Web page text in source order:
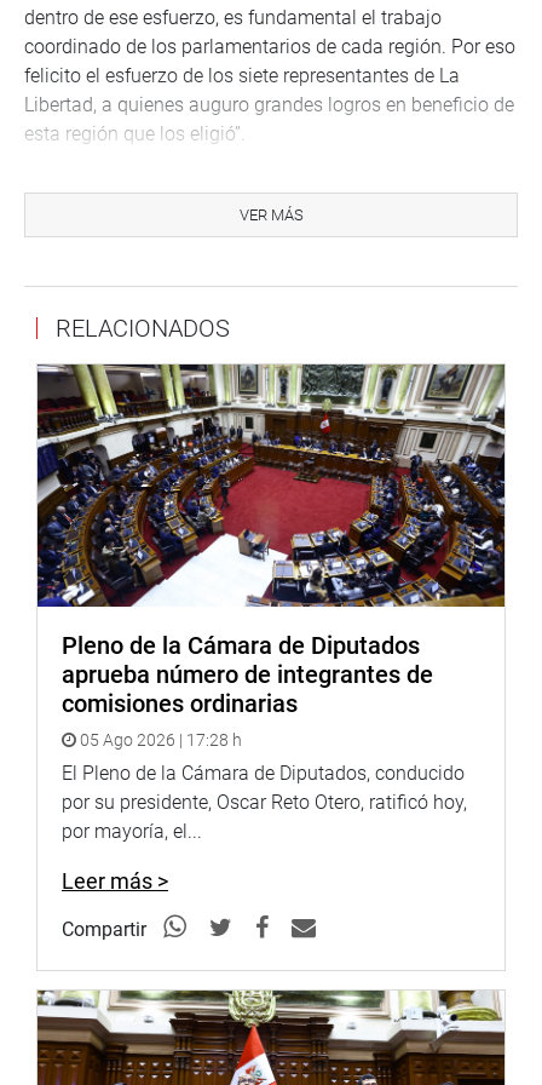
dentro de ese esfuerzo, es fundamental el trabajo
coordinado de los parlamentarios de cada región. Por eso
felicito el esfuerzo de los siete representantes de La
Libertad, a quienes auguro grandes logros en beneficio de
esta región que los eligió”.
representantes legislativos con los grandes intelectuales
y políticos que en ella nacieron. Recordó la trascendencia
Valdelomar.
“Ese Grupo Norte, en el que destacaron César Vallejo,
Alcides Spelucín, Antenor Orrego, José Eulogio Garrido y
el mismo Víctor Raúl Haya de la Torre, es el antecedente
del esfuerzo multidisciplinario y variopinto que ustedes
representan para seguir dándole al Perú el brillo especial
que siempre le dio el norte”, detalló.
El Grupo Parlamentario de La Libertad está integrado por
Carlos Alva Rojas (AP), Diego Bazán Calderón (Avanza
(APP), Luis Kamiche Morante (PL), Héctor Acuña Peralta
(APP) y Juan Burgos Oliveros (Avanza País).
Como primer coordinador del grupo ha sido nombrado
Carlos Alva Rojas (AP), quien señaló que junto con sus
colegas tienen “una sola visión, la de cada día hacer
mucho más por nuestra región”.
debe existir equilibrio de poderes”, remarcó.
Por su parte, Víctor Flores Ruiz (FP) indicó que “si la
representarlos, eso es lo que hay que hacer: dinamizar los
proyectos en favor de la región”.
Nuestro compromiso tiene una agenda, continuó, y tiene
VER MÁS
RELACIONADOS
Pleno de la Cámara de Diputados
aprueba número de integrantes de
comisiones ordinarias
05 Ago 2026 | 17:28 h
El Pleno de la Cámara de Diputados, conducido
por su presidente, Oscar Reto Otero, ratificó hoy,
por mayoría, el...
Leer más >
Compartir